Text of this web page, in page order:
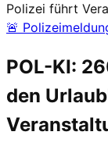
Polizei führt
🚨
POL-KI:
den